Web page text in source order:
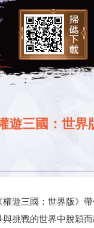
遊三國：世
遊三國：世界版》
挑戰的世界中脫穎